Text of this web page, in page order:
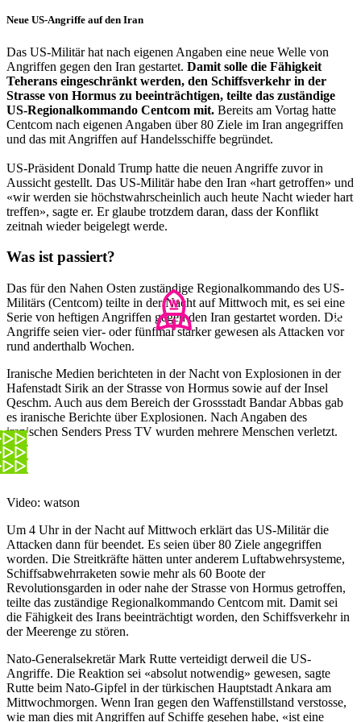
Neue US-Angriffe auf den Iran
Das US-Militär hat nach eigenen Angaben eine neue Welle von
Angriffen gegen den Iran gestartet. Damit solle die Fähigkeit
Teherans eingeschränkt werden, den Schiffsverkehr in der
Strasse von Hormus zu beeinträchtigen, teilte das zuständige
US-Regionalkommando Centcom mit. Bereits am Vortag hatte
Centcom nach eigenen Angaben über 80 Ziele im Iran angegriffen
und das mit Angriffen auf Handelsschiffe begründet.
US-Präsident Donald Trump hatte die neuen Angriffe zuvor in
Aussicht gestellt. Das US-Militär habe den Iran «hart getroffen» und
«wir werden sie höchstwahrscheinlich auch heute Nacht wieder hart
treffen», sagte er. Er glaube trotzdem daran, dass der Konflikt
zeitnah wieder beigelegt werde.
Was ist passiert?
Das für den Nahen Osten zuständige Regionalkommando des US-
Militärs (Centcom) teilte in der Nacht auf Mittwoch mit, es sei eine
Serie von heftigen Angriffen gegen den Iran gestartet worden. Die
Angriffe seien vier- oder fünfmal stärker gewesen als Attacken vor
rund anderthalb Wochen.
Iranische Medien berichteten in der Nacht von Explosionen in der
Hafenstadt Sirik an der Strasse von Hormus sowie auf der Insel
Qeschm. Auch aus dem Bereich der Grossstadt Bandar Abbas gab
es iranische Berichte über Explosionen. Nach Angaben des
iranischen Senders Press TV wurden mehrere Menschen verletzt.
Video: watson
Um 4 Uhr in der Nacht auf Mittwoch erklärt das US-Militär die
Attacken dann für beendet. Es seien über 80 Ziele angegriffen
worden. Die Streitkräfte hätten unter anderem Luftabwehrsysteme,
Schiffsabwehrraketen sowie mehr als 60 Boote der
Revolutionsgarden in oder nahe der Strasse von Hormus getroffen,
teilte das zuständige Regionalkommando Centcom mit. Damit sei
die Fähigkeit des Irans beeinträchtigt worden, den Schiffsverkehr in
der Meerenge zu stören.
Nato-Generalsekretär Mark Rutte verteidigt derweil die US-
Angriffe. Die Reaktion sei «absolut notwendig» gewesen, sagte
Rutte beim Nato-Gipfel in der türkischen Hauptstadt Ankara am
Mittwochmorgen. Wenn Iran gegen den Waffenstillstand verstosse,
wie man dies mit Angriffen auf Schiffe gesehen habe, «ist eine